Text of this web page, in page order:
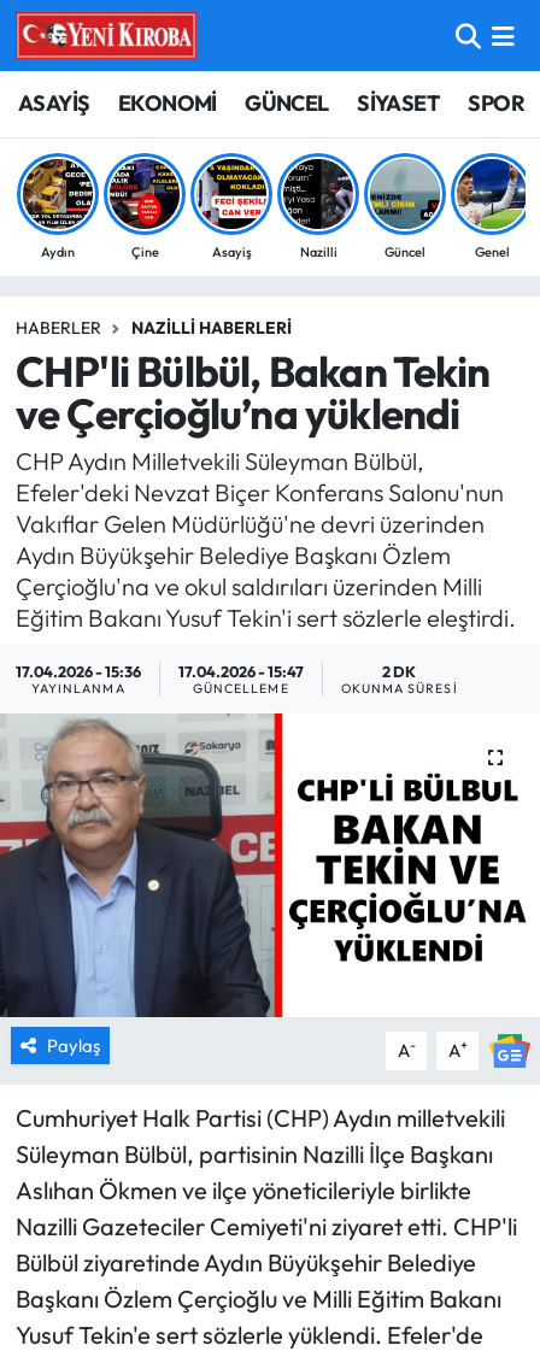
ASAYİŞ EKONOMİ GÜNCEL SİYASET SPOR
Aydın Çine Asayiş Nazilli Güncel Genel
HABERLER NAZILLI HABERLERI
CHP'li Bülbül, Bakan Tekin
ve Çerçioğlu’na yüklendi
CHP Aydın Milletvekili Süleyman Bülbül,
Efeler'deki Nevzat Biçer Konferans Salonu'nun
Vakıflar Gelen Müdürlüğü'ne devri üzerinden
Aydın Büyükşehir Belediye Başkanı Özlem
Çerçioğlu'na ve okul saldırıları üzerinden Milli
Eğitim Bakanı Yusuf Tekin'i sert sözlerle eleştirdi.
17.04.2026 - 15:36
YAYINLANMA
17.04.2026 - 15:47
GÜNCELLEME
2 DK
OKUNMA SÜRESI
Paylaş A- A+
Cumhuriyet Halk Partisi (CHP) Aydın milletvekili
Süleyman Bülbül, partisinin Nazilli İlçe Başkanı
Aslıhan Ökmen ve ilçe yöneticileriyle birlikte
Nazilli Gazeteciler Cemiyeti'ni ziyaret etti. CHP'li
Bülbül ziyaretinde Aydın Büyükşehir Belediye
Başkanı Özlem Çerçioğlu ve Milli Eğitim Bakanı
Yusuf Tekin'e sert sözlerle yüklendi. Efeler'de
ASAYİŞ
BİLİM-TEKNOLOJİ
ÇEVRE
EĞİTİM
EKONOMİ
GÜNCEL
GÜNDEM
MAGAZİN
SPOR
TARIM
TURİZM
YAŞAM
RESMİ İLANLAR
Aydın Nöbetçi Eczaneler
Aydın Hava Durumu
Aydin Namaz Vakitleri
Süper Lig Puan Durumu ve Fikstür
Tüm Manşetler
Son Dakika Haberleri
Haber Arşivi